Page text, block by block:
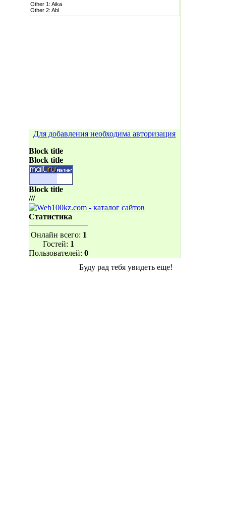
Для добавления необходима авторизация
Block title
Block title
Block title
///
Статистика
Онлайн всего: 1
Гостей: 1
Пользователей: 0
Буду рад тебя увидеть еще!